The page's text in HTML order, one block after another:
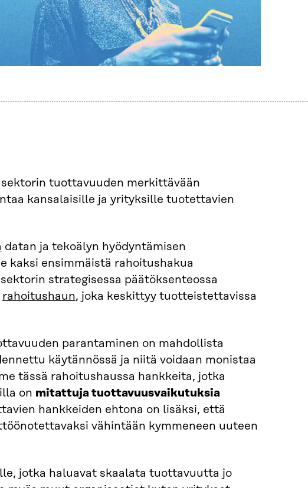
tuottavuuden merkittävään
kansalaisille ja yrityksille tuotettavien
datan ja tekoälyn hyödyntämisen
kaksi ensimmäistä rahoitushakua
strategisessa päätöksenteossa
rahoitushaun, joka keskittyy tuotteistettavissa
parantaminen on mahdollista
käytännössä ja niitä voidaan monistaa
tässä rahoitushaussa hankkeita, jotka
on mitattuja tuottavuusvaikutuksia
hankkeiden ehtona on lisäksi, että
vähintään kymmeneen uuteen
jotka haluavat skaalata tuottavuutta jo